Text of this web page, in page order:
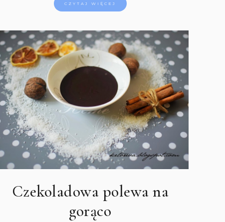
CZYTAJ WIĘCEJ
Czekoladowa polewa na
gorąco